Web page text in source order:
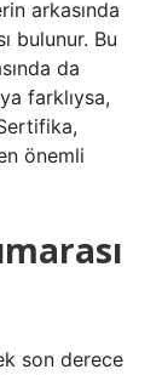
arkasında
bulunur. Bu
da
farklıysa,
önemli
son derece